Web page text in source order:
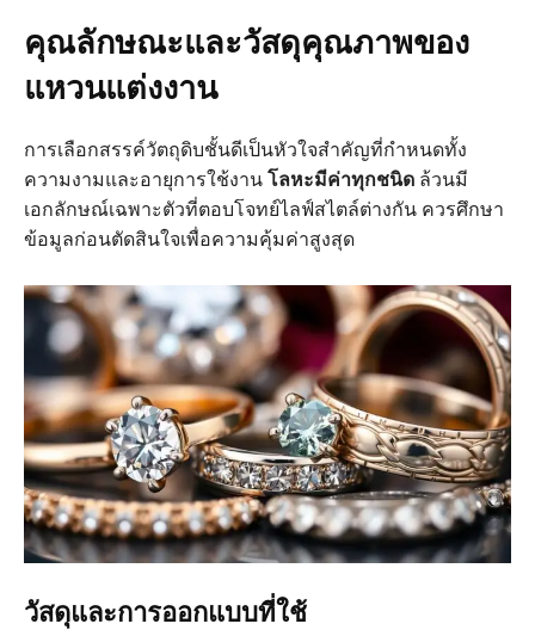
คุณลักษณะและวัสดุคุณภาพของ
แหวนแต่งงาน
การเลือกสรรค์วัตถุดิบชั้นดีเป็นหัวใจสำคัญที่กำหนดทั้ง
ความงามและอายุการใช้งาน โลหะมีค่าทุกชนิด ล้วนมี
เอกลักษณ์เฉพาะตัวที่ตอบโจทย์ไลฟ์สไตล์ต่างกัน ควรศึกษา
ข้อมูลก่อนตัดสินใจเพื่อความคุ้มค่าสูงสุด
วัสดุและการออกแบบที่ใช้